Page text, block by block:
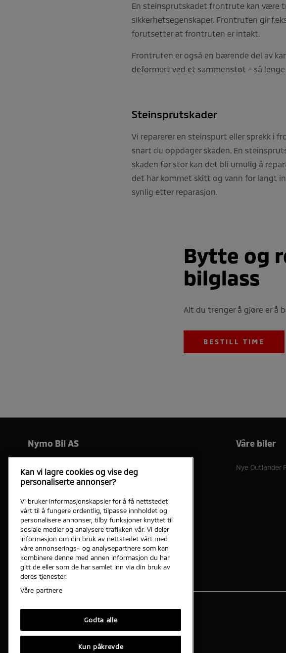
En steinsprutskadet frontrute kan være
sikkerhetsegenskaper. Frontruten gir
forutsetter at frontruten er intakt.
Frontruten er også en bærende del av
deformert ved et sammenstøt - så
Steinsprutskader
Vi reparerer en steinspurt eller sprekk i
snart du oppdager skaden. En
skaden for stor kan det bli umulig å
det har kommet skitt og vann for langt
synlig etter reparasjon.
Bytte og
bilglass
Alt du trenger å gjøre er å
BESTILL TIME
Nymo Bil AS
Telefon 75 50 79 00
Ansatte
Kart og adresse
Kontakt oss
Våre biler
Nye Outlander
Kan vi lagre cookies og vise deg
personaliserte annonser?
Vi bruker informasjonskapsler for å få nettstedet
vårt til å fungere ordentlig, tilpasse innholdet og
personalisere annonser, tilby funksjoner knyttet til
sosiale medier og analysere trafikken vår. Vi deler
informasjon om din bruk av nettstedet vårt med
våre annonserings- og analysepartnere som kan
kombinere denne med annen informasjon du har
gitt de eller som de har samlet inn via din bruk av
deres tjenester.
Våre partnere
Godta alle
Kun påkrevde